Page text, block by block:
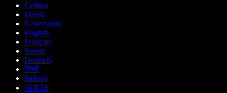
Čeština
Dansk
Nederlands
English
Français
Suomi
Deutsch
हिन्दी
Italiano
日本語